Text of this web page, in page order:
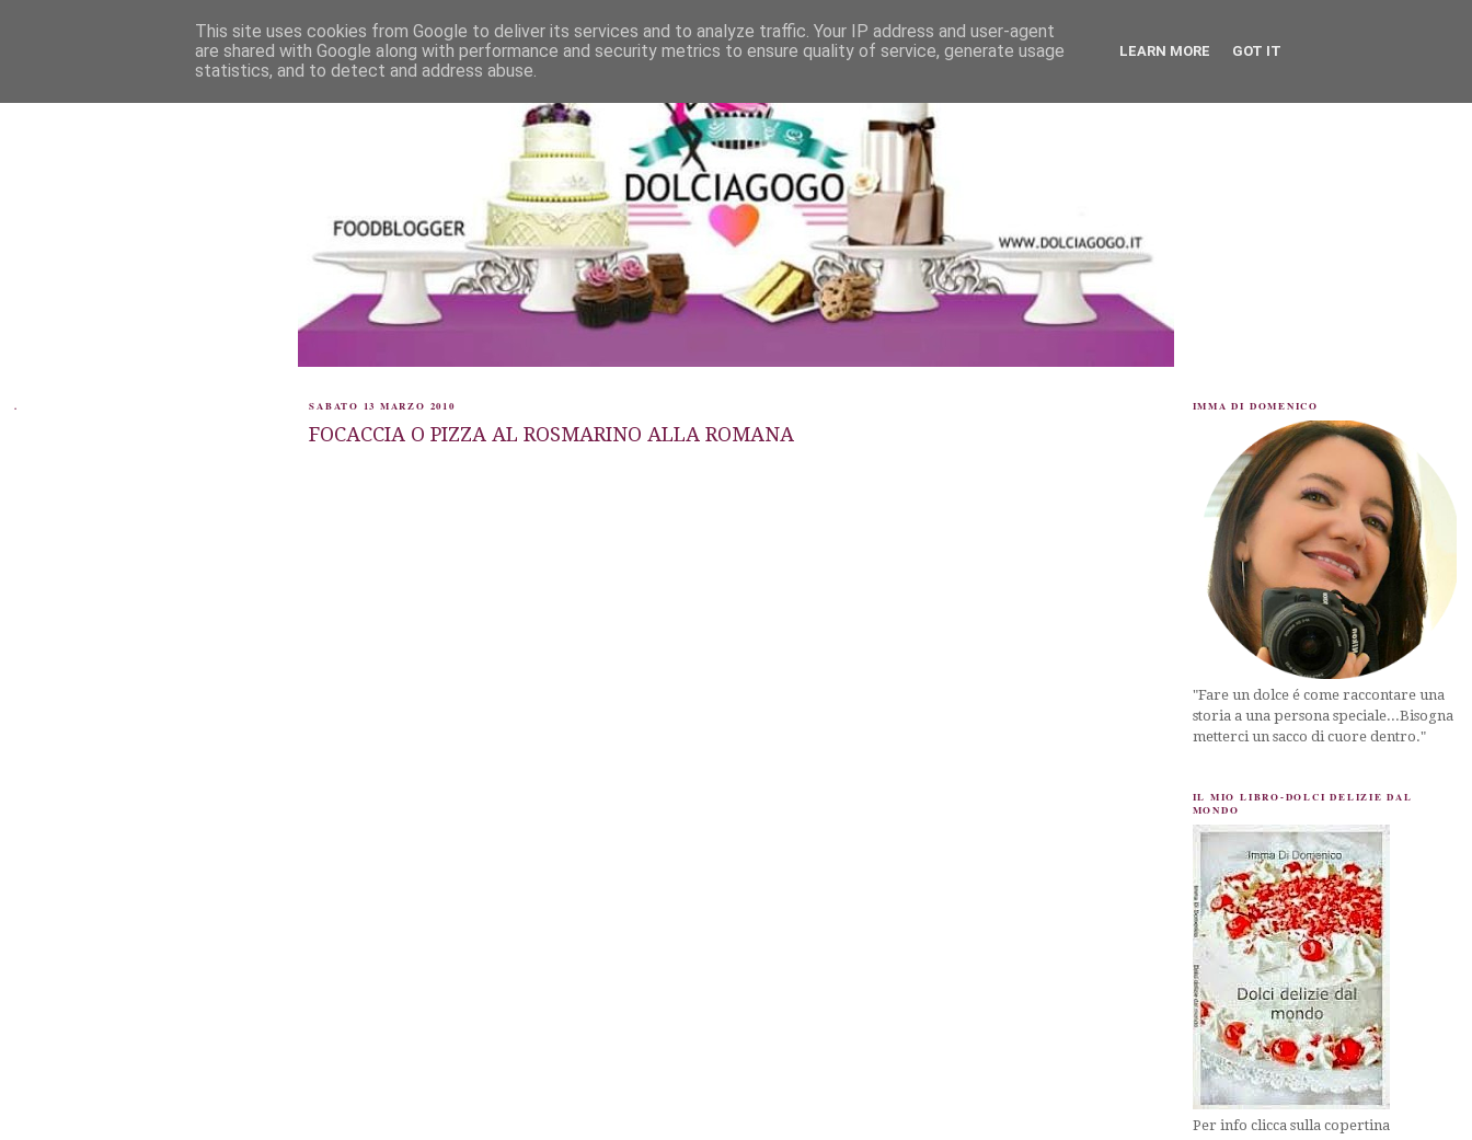
. SABATO 13 MARZO 2010
FOCACCIA O PIZZA AL ROSMARINO ALLA ROMANA
IMMA DI DOMENICO
"Fare un dolce é come raccontare una
storia a una persona speciale...Bisogna
metterci un sacco di cuore dentro."
IL MIO LIBRO-DOLCI DELIZIE DAL
MONDO
Per info clicca sulla copertina
This site uses cookies from Google to deliver its services and to analyze traffic. Your IP address and user-agent
are shared with Google along with performance and security metrics to ensure quality of service, generate usage
statistics, and to detect and address abuse.
LEARN MORE GOT IT